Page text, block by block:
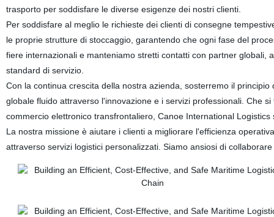
trasporto per soddisfare le diverse esigenze dei nostri clienti.
Per soddisfare al meglio le richieste dei clienti di consegne
le proprie strutture di stoccaggio, garantendo che ogni fase del
fiere internazionali e manteniamo stretti contatti con partner
standard di servizio.
Con la continua crescita della nostra azienda, sosterremo il
globale fluido attraverso l'innovazione e i servizi professionali. Che
commercio elettronico transfrontaliero, Canoe International
La nostra missione è aiutare i clienti a migliorare l'efficienza
attraverso servizi logistici personalizzati. Siamo ansiosi di